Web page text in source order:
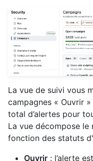
La vue de suivi vous
campagnes « Ouvrir
total d’alertes pour
La vue décompose
fonction des statuts
Ouvrir : l’alerte